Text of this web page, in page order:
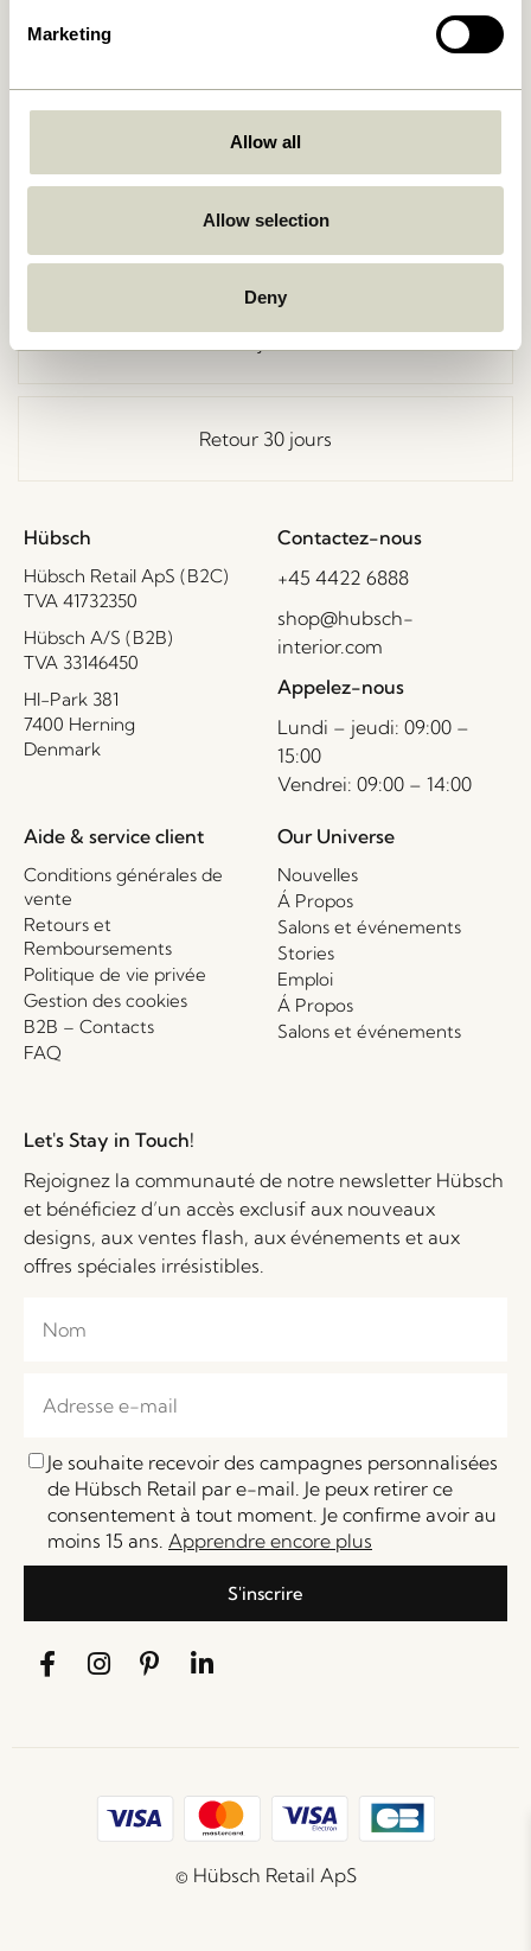
Marketing
Allow all
Allow selection
Deny
Retourner
Retour 30 jours
Hübsch
Hübsch Retail ApS (B2C)
TVA 41732350
Hübsch A/S (B2B)
TVA 33146450
HI-Park 381
7400 Herning
Denmark
Contactez-nous
+45 4422 6888
shop@hubsch-
interior.com
Appelez-nous
Lundi – jeudi: 09:00 –
15:00
Vendrei: 09:00 – 14:00
Aide & service client
Conditions générales de
vente
Retours et
Remboursements
Politique de vie privée
Gestion des cookies
B2B – Contacts
FAQ
Our Universe
Nouvelles
Á Propos
Salons et événements
Stories
Emploi
Á Propos
Salons et événements
Let's Stay in Touch!
Rejoignez la communauté de notre newsletter Hübsch
et bénéficiez d’un accès exclusif aux nouveaux
designs, aux ventes flash, aux événements et aux
offres spéciales irrésistibles.
Je souhaite recevoir des campagnes personnalisées
de Hübsch Retail par e-mail. Je peux retirer ce
consentement à tout moment. Je confirme avoir au
moins 15 ans. Apprendre encore plus
S'inscrire
© Hübsch Retail ApS